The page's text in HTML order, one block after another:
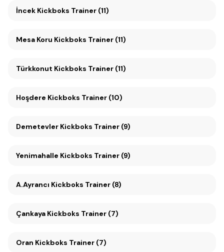
İncek Kickboks Trainer (11)
Mesa Koru Kickboks Trainer (11)
Türkkonut Kickboks Trainer (11)
Hoşdere Kickboks Trainer (10)
Demetevler Kickboks Trainer (9)
Yenimahalle Kickboks Trainer (9)
A.Ayrancı Kickboks Trainer (8)
Çankaya Kickboks Trainer (7)
Oran Kickboks Trainer (7)